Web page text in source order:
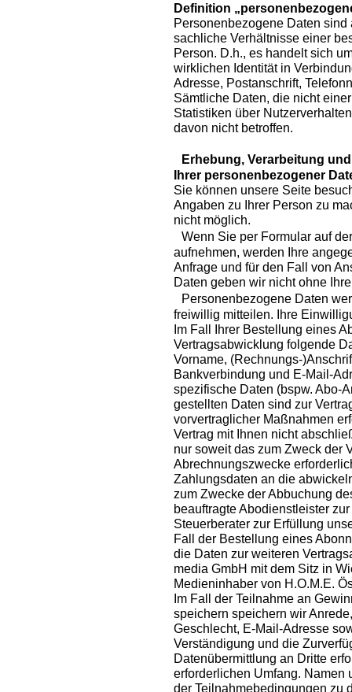
Definition
Personenbezogene Daten
sachliche Verhältnisse einer
Person. D.h., es handelt sich
wirklichen Identität in
Adresse, Postanschrift,
Sämtliche Daten, die nicht
Statistiken über
davon nicht betroffen.
Erhebung, Verarbeitung
Ihrer personenbezogener
Sie können unsere Seite
Angaben zu Ihrer Person zu
nicht möglich.
Wenn Sie per Formular auf
aufnehmen, werden Ihre
Anfrage und für den Fall von
Daten geben wir nicht ohne
Personenbezogene Daten
freiwillig mitteilen. Ihre
Im Fall Ihrer Bestellung eines
Vertragsabwicklung folgende
Vorname, (Rechnungs-
Bankverbindung und E-Mail-
spezifische Daten (bspw. Abo-
gestellten Daten sind zur
vorvertraglicher Maßnahmen
Vertrag mit Ihnen nicht
nur soweit das zum Zweck der
Abrechnungszwecke
Zahlungsdaten an die
zum Zwecke der Abbuchung
beauftragte Abodienstleister
Steuerberater zur Erfüllung
Fall der Bestellung eines
die Daten zur weiteren
media GmbH mit dem Sitz in
Medieninhaber von H.O.M.E.
Im Fall der Teilnahme an
speichern speichern wir
Geschlecht, E-Mail-Adresse
Verständigung und die
Datenübermittlung an Dritte
erforderlichen Umfang. Namen
der Teilnahmebedingungen zu